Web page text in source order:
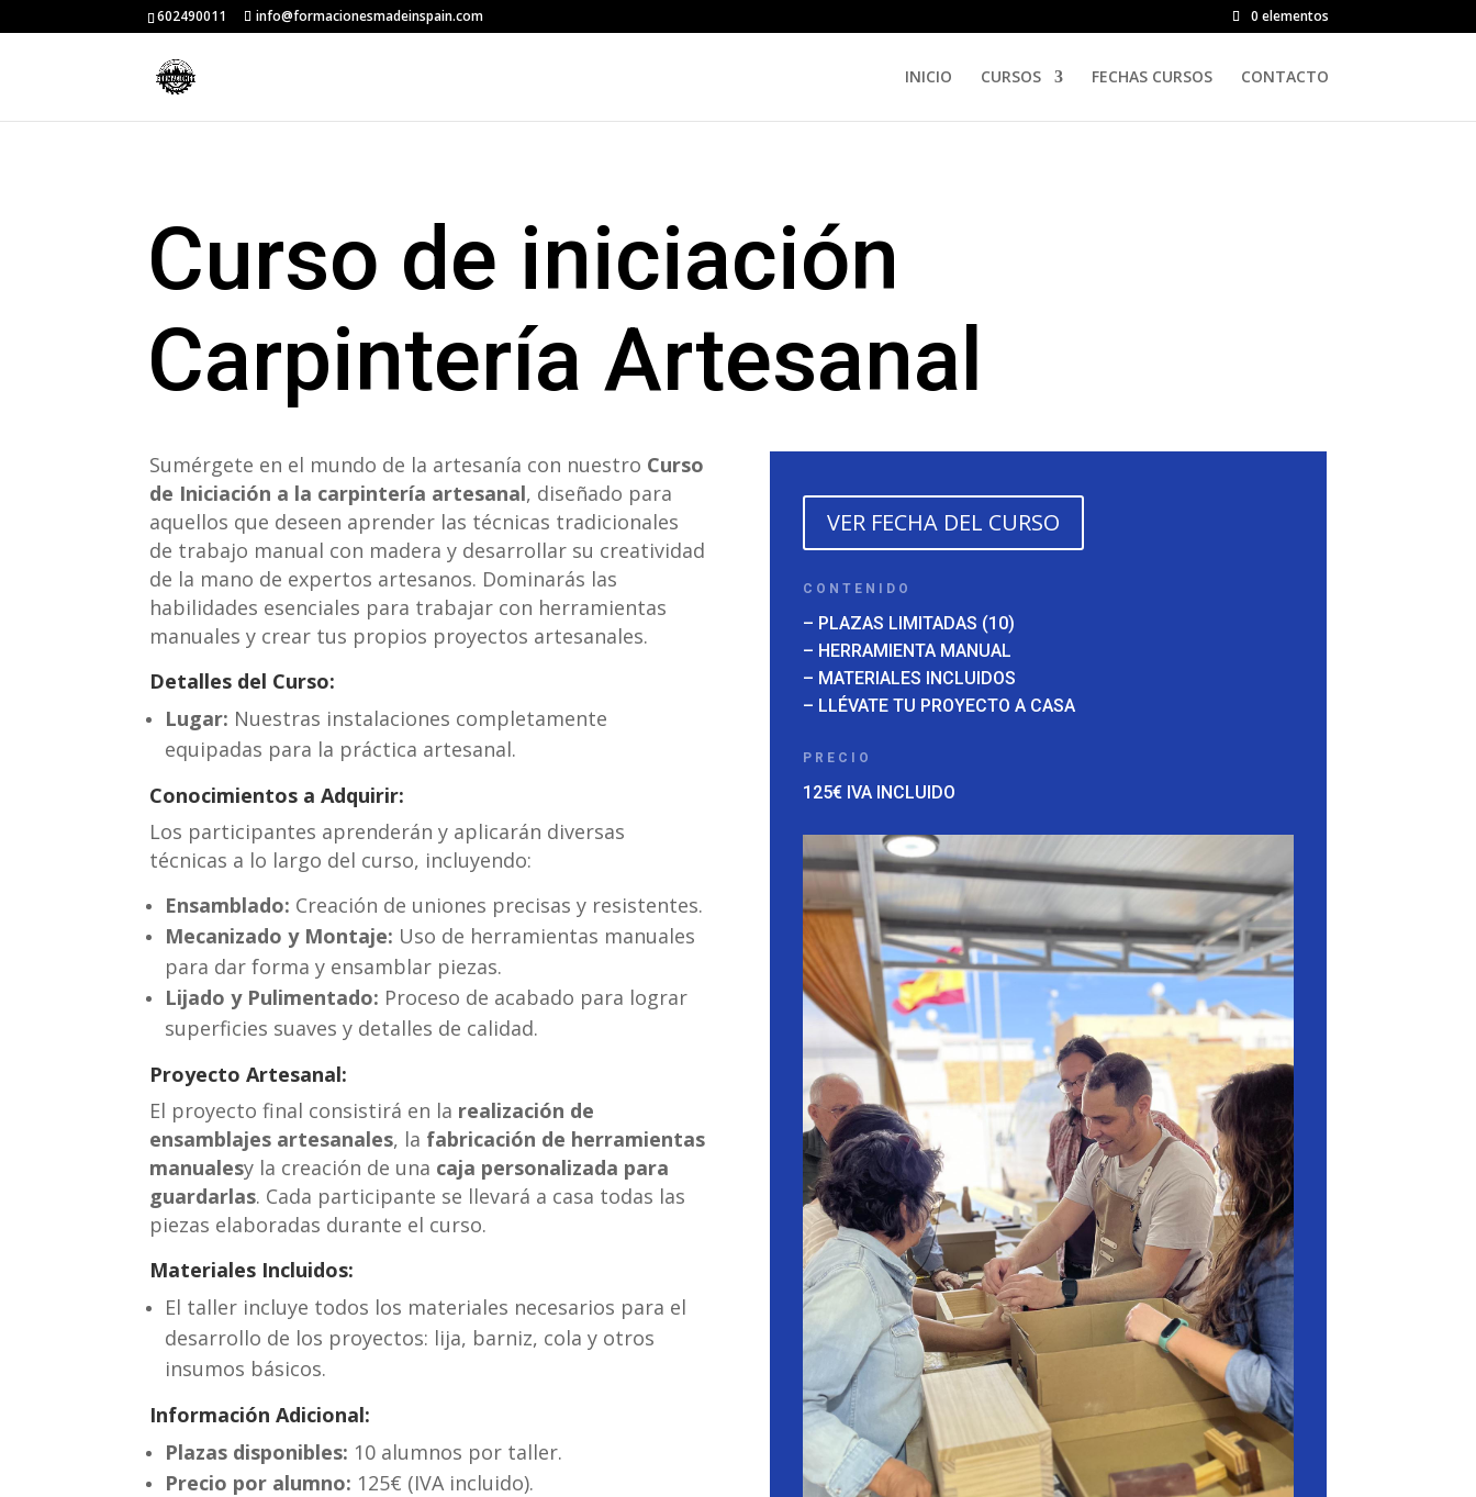
602490011 info@formacionesmadeinspain.com 0 elementos
INICIO CURSOS FECHAS CURSOS CONTACTO
Curso de iniciación
Carpintería Artesanal
Sumérgete en el mundo de la artesanía con nuestro Curso
de Iniciación a la carpintería artesanal, diseñado para
aquellos que deseen aprender las técnicas tradicionales
de trabajo manual con madera y desarrollar su creatividad
de la mano de expertos artesanos. Dominarás las
habilidades esenciales para trabajar con herramientas
manuales y crear tus propios proyectos artesanales.
Detalles del Curso:
Lugar: Nuestras instalaciones completamente
equipadas para la práctica artesanal.
Conocimientos a Adquirir:
Los participantes aprenderán y aplicarán diversas
técnicas a lo largo del curso, incluyendo:
Ensamblado: Creación de uniones precisas y resistentes.
Mecanizado y Montaje: Uso de herramientas manuales
para dar forma y ensamblar piezas.
Lijado y Pulimentado: Proceso de acabado para lograr
superficies suaves y detalles de calidad.
Proyecto Artesanal:
El proyecto final consistirá en la realización de
ensamblajes artesanales, la fabricación de herramientas
manualesy la creación de una caja personalizada para
guardarlas. Cada participante se llevará a casa todas las
piezas elaboradas durante el curso.
Materiales Incluidos:
El taller incluye todos los materiales necesarios para el
desarrollo de los proyectos: lija, barniz, cola y otros
insumos básicos.
Información Adicional:
Plazas disponibles: 10 alumnos por taller.
Precio por alumno: 125€ (IVA incluido).
VER FECHA DEL CURSO
CONTENIDO
– PLAZAS LIMITADAS (10)
– HERRAMIENTA MANUAL
– MATERIALES INCLUIDOS
– LLÉVATE TU PROYECTO A CASA
PRECIO
125€ IVA INCLUIDO